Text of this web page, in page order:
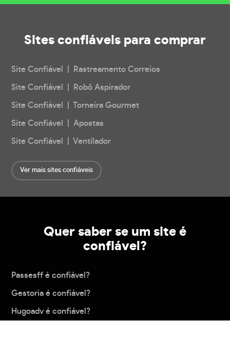
Sites confiáveis para comprar
Site Confiável | Rastreamento Correios
Site Confiável | Robô Aspirador
Site Confiável | Torneira Gourmet
Site Confiável | Apostas
Site Confiável | Ventilador
Ver mais sites confiáveis
Quer saber se um site é
confiável?
Passesff é confiável?
Gestoria é confiável?
Hugoadv é confiável?